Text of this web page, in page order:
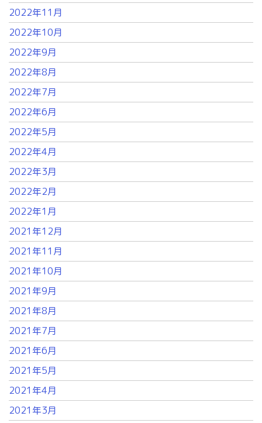
2022年11月
2022年10月
2022年9月
2022年8月
2022年7月
2022年6月
2022年5月
2022年4月
2022年3月
2022年2月
2022年1月
2021年12月
2021年11月
2021年10月
2021年9月
2021年8月
2021年7月
2021年6月
2021年5月
2021年4月
2021年3月